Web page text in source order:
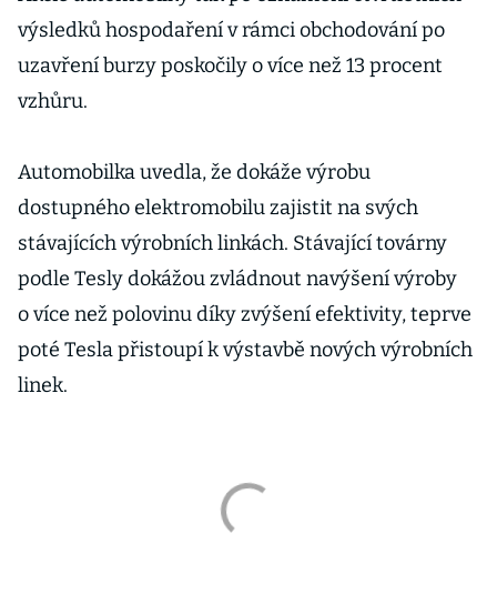
výsledků hospodaření v rámci obchodování po
uzavření burzy poskočily o více než 13 procent
vzhůru.
Automobilka uvedla, že dokáže výrobu
dostupného elektromobilu zajistit na svých
stávajících výrobních linkách. Stávající továrny
podle Tesly dokážou zvládnout navýšení výroby
o více než polovinu díky zvýšení efektivity, teprve
poté Tesla přistoupí k výstavbě nových výrobních
linek.